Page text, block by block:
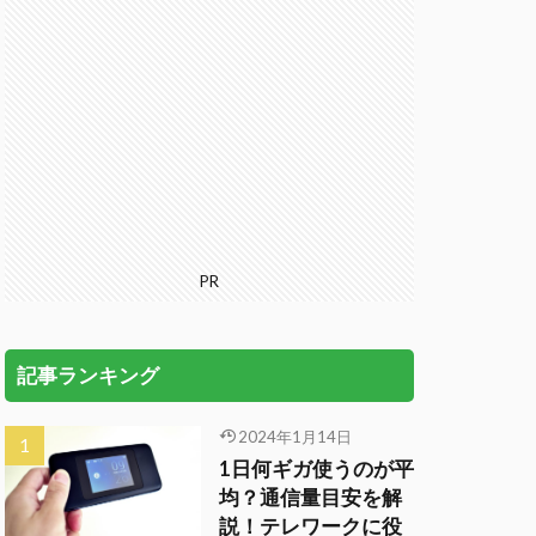
PR
記事ランキング
2024年1月14日
1日何ギガ使うのが平
均？通信量目安を解
説！テレワークに役